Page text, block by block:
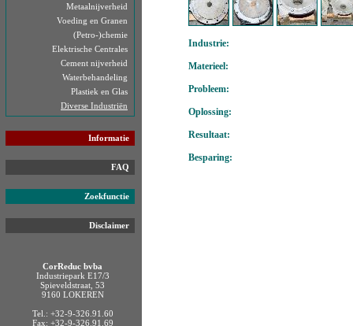
Metaalnijverheid
Voeding en Granen
(Petro-)chemie
Elektrische Centrales
Cement nijverheid
Waterbehandeling
Plastiek en Glas
Diverse Industriën
Informatie
FAQ
Zoekfunctie
Disclaimer
CorReduc bvba
Industriepark E17/3
Spieveldstraat, 53
9160 LOKEREN
Tel.: +32-9-326.91.60
Fax: +32-9-326.91.69
Industrie:
Materieel:
Probleem:
Oplossing:
Resultaat:
Besparing: